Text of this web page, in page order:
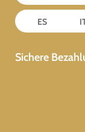
ES
Sichere